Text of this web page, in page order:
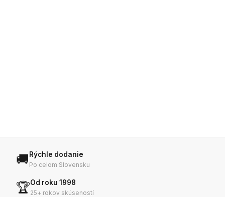
🚚Rýchle dodanie
Po celom Slovensku
🏆Od roku 1998
25+ rokov skúseností